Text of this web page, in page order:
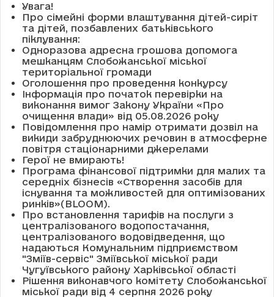
Увага!
Про сімейні форми влаштування дітей-сиріт
та дітей, позбавлених батьківського
піклування:
Одноразова адресна грошова допомога
мешканцям Слобожанської міської
територіальної громади
Оголошення про проведення конкурсу
Інформація про початок перевірки на
виконання вимог Закону України «Про
очищення влади» від 05.08.2026 року
Повідомлення про намір отримати дозвіл на
викиди забруднюючих речовин в атмосферне
повітря стаціонарними джерелами
Герої не вмирають!
Програма фінансової підтримки для малих та
середніх бізнесів «Створення засобів для
існування та можливостей для оптимізованих
ринків»(BLOOM).
Про встановлення тарифів на послуги з
централізованого водопостачання,
централізованого водовідведення, що
надаються Комунальним підприємством
"Зміїв-сервіс" Зміївської міської ради
Чугуївського району Харківської області
Рішення виконавчого комітету Слобожанської
міської ради від 4 серпня 2026 року